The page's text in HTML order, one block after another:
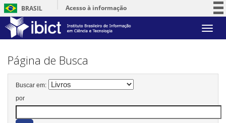
BRASIL
Acesso à informação
Serviços
Skip
Página de Busca
Buscar em:
por